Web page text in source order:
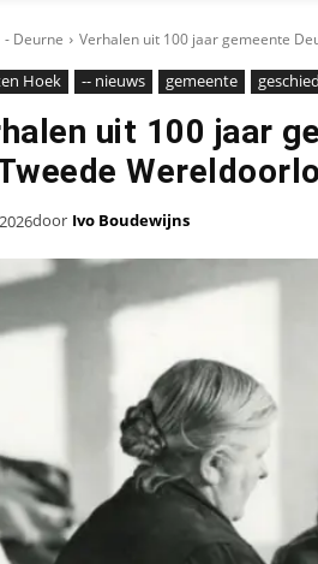
- Deurne Verhalen uit 100 jaar gemeente
Hoek -- nieuws gemeente
uit 100 jaar
door Ivo Boudewijns